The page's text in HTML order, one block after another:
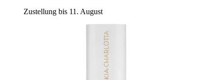
Zustellung bis 11. August